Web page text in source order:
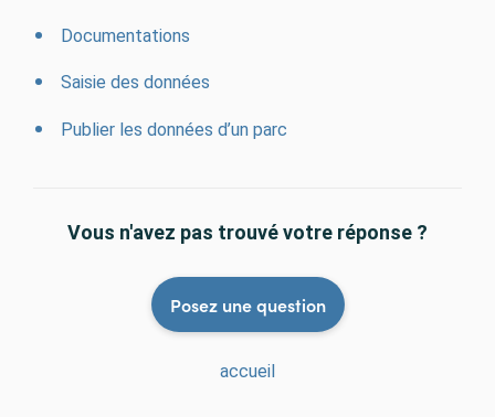
Documentations
Saisie des données
Publier les données d’un parc
Vous n'avez pas trouvé votre réponse ?
Posez une question
accueil